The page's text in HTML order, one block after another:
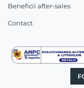
Beneficii after-sales
Contact